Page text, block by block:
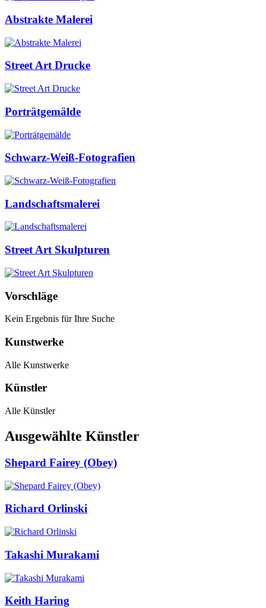
Abstrakte Malerei
Street Art Drucke
Porträtgemälde
Schwarz-Weiß-Fotografien
Landschaftsmalerei
Street Art Skulpturen
Vorschläge
Kein Ergebnis für Ihre Suche
Kunstwerke
Alle Kunstwerke
Künstler
Alle Künstler
Ausgewählte Künstler
Shepard Fairey (Obey)
Richard Orlinski
Takashi Murakami
Keith Haring